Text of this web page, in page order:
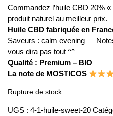
Commandez l’huile CBD 20%
produit naturel au meilleur prix.
Huile CBD fabriquée en
Saveurs : calm evening —
vous dira pas tout ^^
Qualité : Premium – BIO
La note de MOSTICOS
Rupture de stock
UGS : 4-1-huile-sweet-20